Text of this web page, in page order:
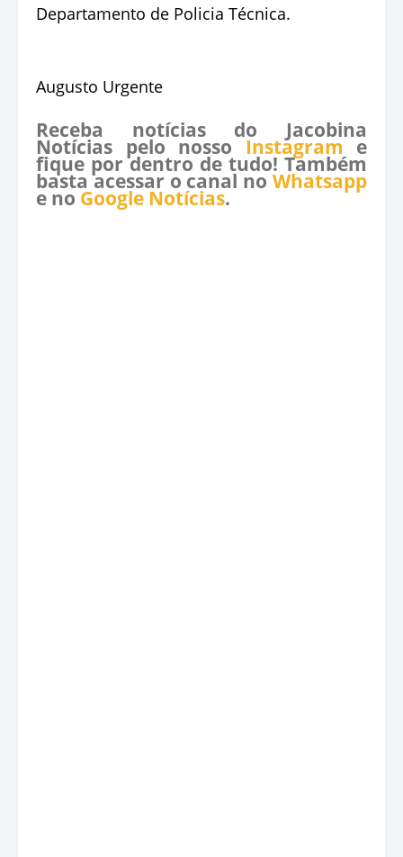
Departamento de Policia Técnica.
Augusto Urgente
Receba notícias do Jacobina
Notícias pelo nosso Instagram e
fique por dentro de tudo! Também
basta acessar o canal no Whatsapp
e no Google Notícias.